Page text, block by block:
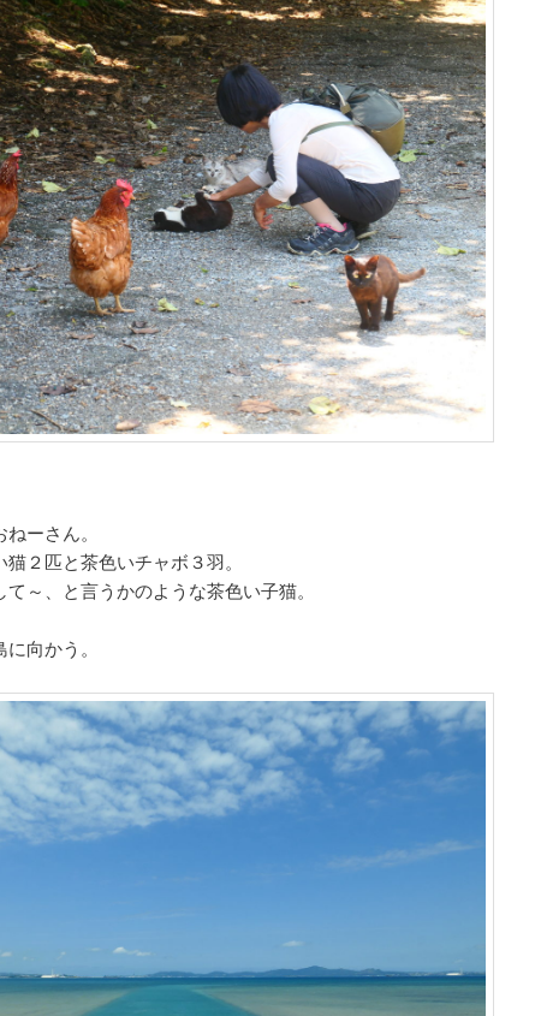
ーさん。
２匹と茶色いチャボ３羽。
～、と言うかのような茶色い子猫。
向かう。